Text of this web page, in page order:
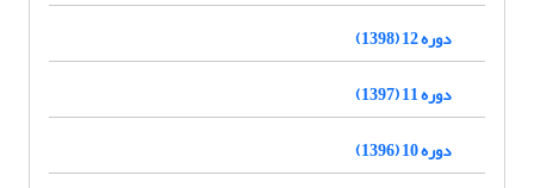
دوره 12 (1398)
دوره 11 (1397)
دوره 10 (1396)